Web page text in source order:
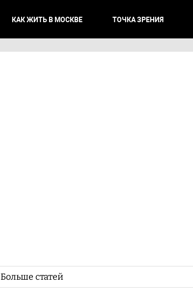
КАК ЖИТЬ В МОСКВЕ ТОЧКА ЗРЕНИЯ
Больше статей